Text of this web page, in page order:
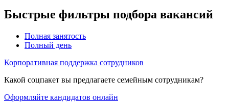
Быстрые фильтры подбора вакансий
Полная занятость
Полный день
Корпоративная поддержка сотрудников
Какой соцпакет вы предлагаете семейным сотрудникам?
Оформляйте кандидатов онлайн